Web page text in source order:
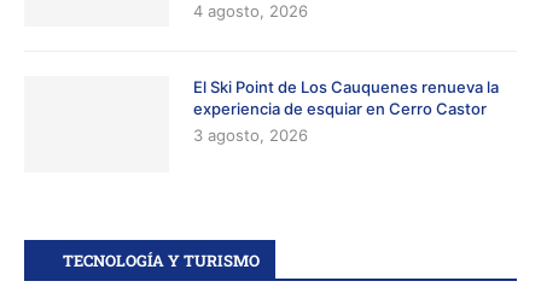
4 agosto, 2026
El Ski Point de Los Cauquenes renueva la
experiencia de esquiar en Cerro Castor
3 agosto, 2026
TECNOLOGÍA Y TURISMO